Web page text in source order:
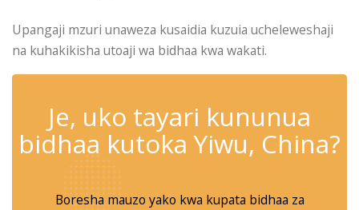
Upangaji mzuri unaweza kusaidia kuzuia ucheleweshaji
na kuhakikisha utoaji wa bidhaa kwa wakati.
Je, uko tayari kununua
bidhaa kutoka Yiwu, China?
Boresha mauzo yako kwa kupata bidhaa za